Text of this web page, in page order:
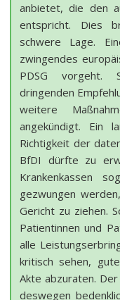
anbietet, die den
entspricht. Dies
schwere Lage.
zwingendes
PDSG vorgeht.
dringenden
weitere
angekündigt. Ein
Richtigkeit der
BfDI dürfte zu
Krankenkassen
gezwungen
Gericht zu ziehen.
Patientinnen und
alle
kritisch sehen,
Akte abzuraten.
deswegen